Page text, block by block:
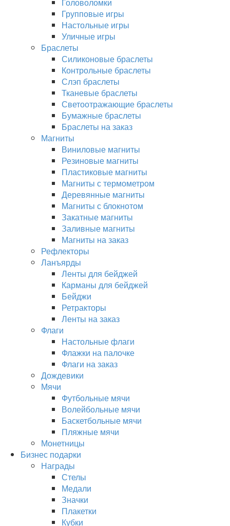
Групповые игры
Настольные игры
Уличные игры
Браслеты
Силиконовые браслеты
Контрольные браслеты
Слэп браслеты
Тканевые браслеты
Светоотражающие браслеты
Бумажные браслеты
Браслеты на заказ
Магниты
Виниловые магниты
Резиновые магниты
Пластиковые магниты
Магниты с термометром
Деревянные магниты
Магниты с блокнотом
Закатные магниты
Заливные магниты
Магниты на заказ
Рефлекторы
Ланъярды
Ленты для бейджей
Карманы для бейджей
Бейджи
Ретракторы
Ленты на заказ
Флаги
Настольные флаги
Флажки на палочке
Флаги на заказ
Дождевики
Мячи
Футбольные мячи
Волейбольные мячи
Баскетбольные мячи
Пляжные мячи
Монетницы
Бизнес подарки
Награды
Стелы
Медали
Значки
Плакетки
Кубки